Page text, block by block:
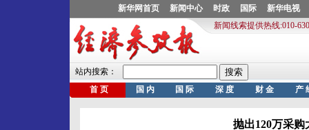
抛出120万采